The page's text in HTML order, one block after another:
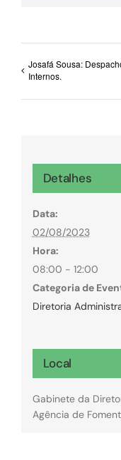
Josafá Sousa:
Internos.
Detalhes
Data:
02/08/2023
Hora:
08:00 - 12:00
Categoria de
Diretoria
Local
Gabinete da
Agência de